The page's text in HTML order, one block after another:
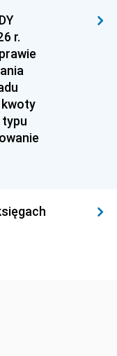
1939
1936
1927
r.